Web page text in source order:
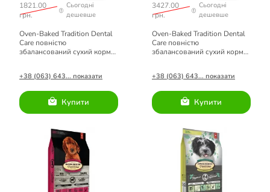
1821.00
грн.
Сьогодні
дешевше
Oven-Baked Tradition Dental
Care повністю
збалансований сухий корм
+38 (063) 643... показати
Купити
3427.00
грн.
Сьогодні
дешевше
Oven-Baked Tradition Dental
Сare повністю
збалансований сухий корм
+38 (063) 643... показати
Купити